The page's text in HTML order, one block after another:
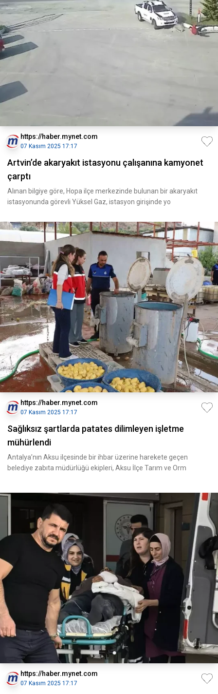
https://haber.mynet.com
07 Kasım 2025 17:17
Artvin’de akaryakıt istasyonu çalışanına kamyonet
çarptı
Alınan bilgiye göre, Hopa ilçe merkezinde bulunan bir akaryakıt
istasyonunda görevli Yüksel Gaz, istasyon girişinde yo
https://haber.mynet.com
07 Kasım 2025 17:17
Sağlıksız şartlarda patates dilimleyen işletme
mühürlendi
Antalya’nın Aksu ilçesinde bir ihbar üzerine harekete geçen
belediye zabıta müdürlüğü ekipleri, Aksu İlçe Tarım ve Orm
https://haber.mynet.com
07 Kasım 2025 17:17